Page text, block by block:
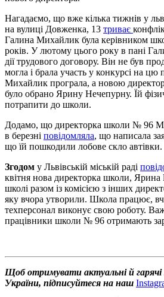
Нагадаємо, що вже кілька тижнів у
на вулиці Довженка, 13 триває
Галина Михайлик була керівником
років. У лютому цього року в пані
дії трудового договору. Він не був
могла і брала участь у конкурсі на цю
Михайлик програла, а новою
було обрано Ярину Нечепурну. Їй
потрапити до школи.
Додамо, що директорка школи № 96
в березні повідомляла, що написала
що їй пошкодили лобове скло автівки.
Згодом у Львівській міській раді
квітня нова директорка школи,
школі разом із комісією з інших
яку вчора утворили. Школа працює,
техперсонал виконує свою роботу.
працівники школи № 96 отримають
Щоб отримувати актуальні й
України, підписуйтеся на наш